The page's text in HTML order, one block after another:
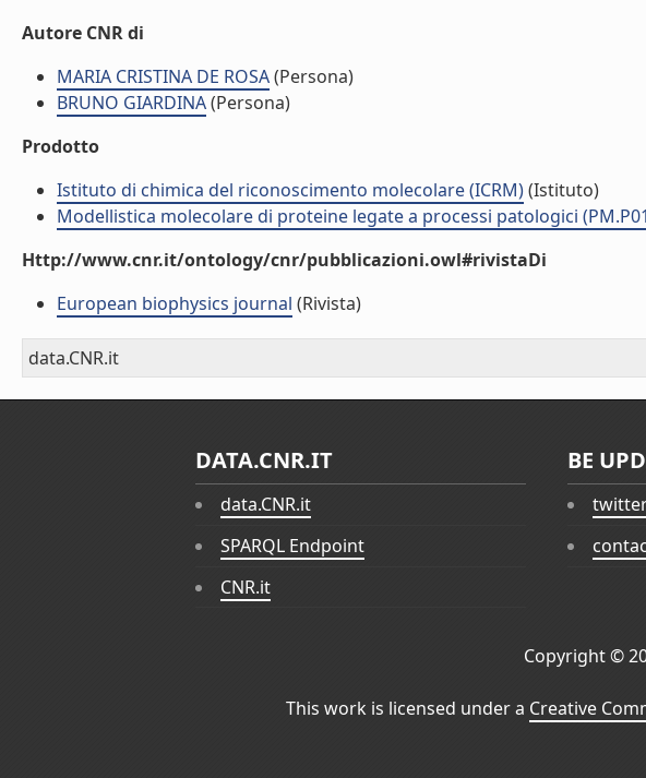
Autore CNR di
MARIA CRISTINA DE ROSA(Persona)
BRUNO GIARDINA(Persona)
Prodotto
Istituto di chimica del riconoscimento molecolare (ICRM)(Istituto)
Modellistica molecolare di proteine legate a processi patologici
Http://www.cnr.it/ontology/cnr/pubblicazioni.owl#rivistaDi
European biophysics journal (Rivista)
data.CNR.it
DATA.CNR.IT
data.CNR.it
SPARQL Endpoint
CNR.it
BE
Copyright ©
This work is licensed under a Creative